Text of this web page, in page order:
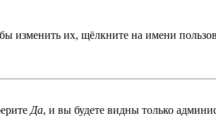
изменить их, щёлкните на имени
Да, и вы будете видны только